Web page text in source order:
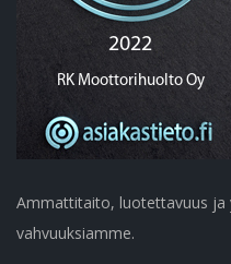
Ammattitaito, luotettavuus ja
vahvuuksiamme.